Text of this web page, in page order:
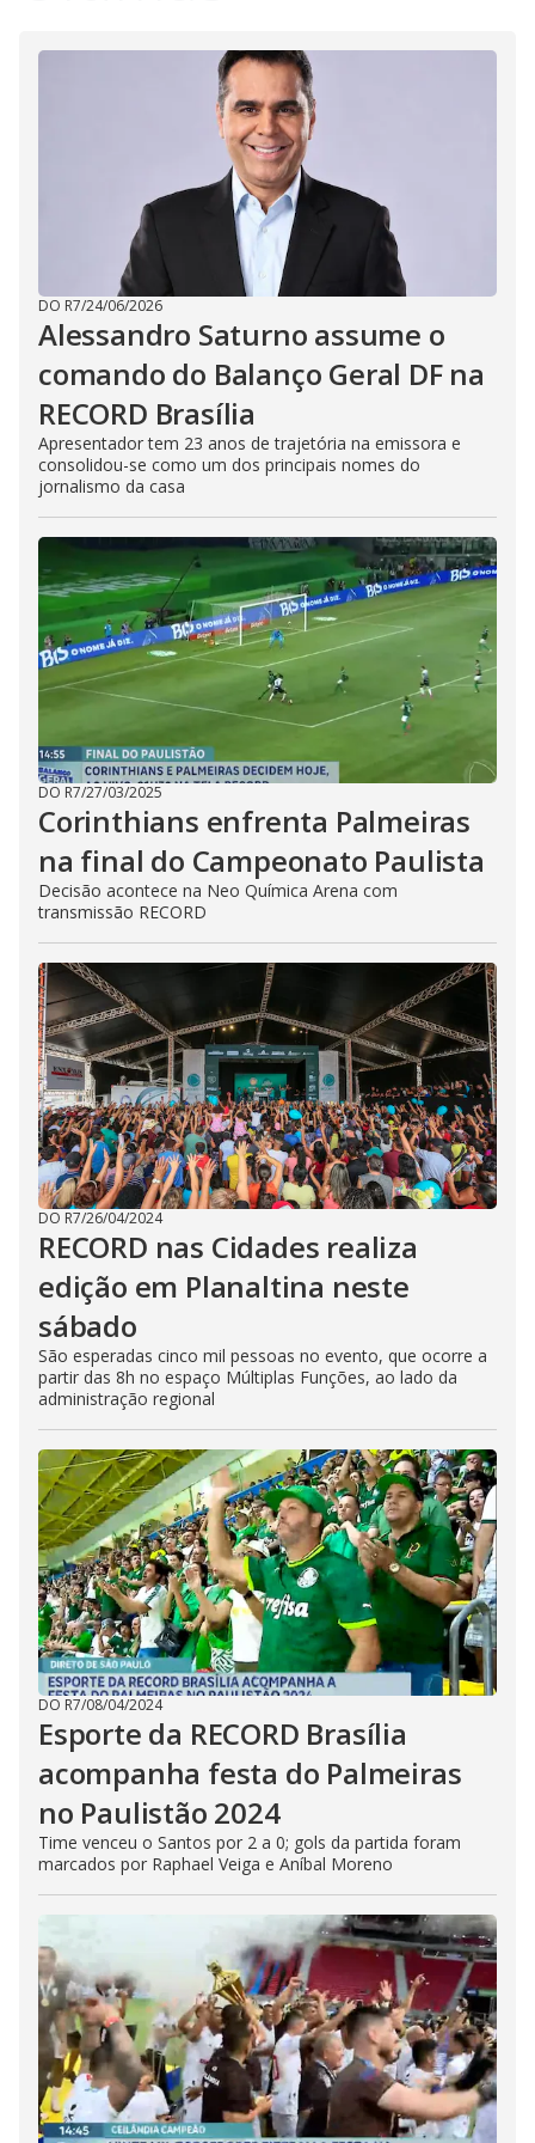
d
e
o
DO R7/24/06/2026
Alessandro Saturno assume o
comando do Balanço Geral DF na
RECORD Brasília
Apresentador tem 23 anos de trajetória na emissora e
consolidou-se como um dos principais nomes do
jornalismo da casa
DO R7/27/03/2025
Corinthians enfrenta Palmeiras
na final do Campeonato Paulista
Decisão acontece na Neo Química Arena com
transmissão RECORD
DO R7/26/04/2024
RECORD nas Cidades realiza
edição em Planaltina neste
sábado
São esperadas cinco mil pessoas no evento, que ocorre a
partir das 8h no espaço Múltiplas Funções, ao lado da
administração regional
DO R7/08/04/2024
Esporte da RECORD Brasília
acompanha festa do Palmeiras
no Paulistão 2024
Time venceu o Santos por 2 a 0; gols da partida foram
marcados por Raphael Veiga e Aníbal Moreno